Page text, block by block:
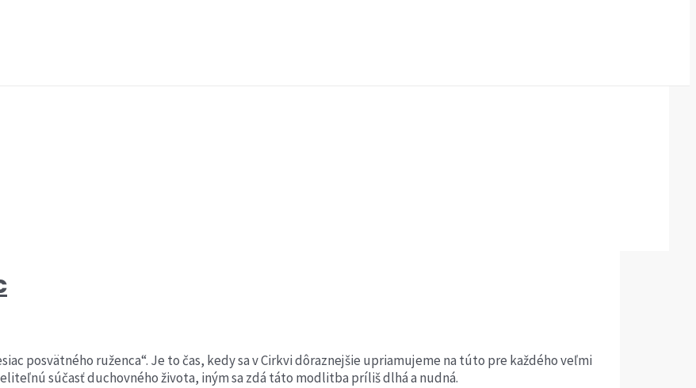
posvätného ruženca“. Je to čas, kedy sa v Cirkvi dôraznejšie upriamujeme na túto pre každého veľmi
súčasť duchovného života, iným sa zdá táto modlitba príliš dlhá a nudná.